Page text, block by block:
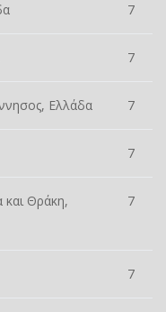
7
7
Ελλάδα 7
7
και Θράκη,
7
7